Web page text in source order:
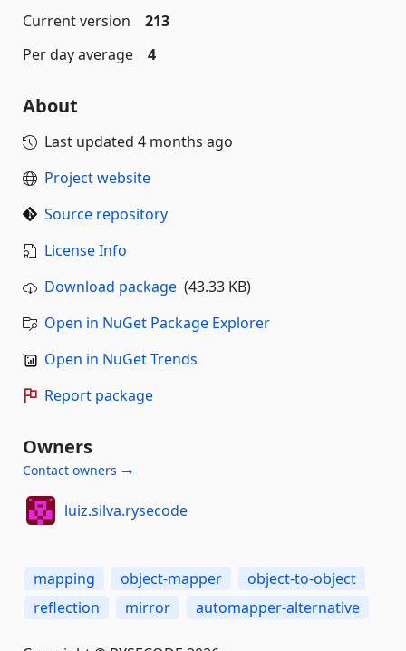
Current version
213
Per day average
4
About
Last updated 4 months ago
Project website
Source repository
License Info
Download package (43.33 KB)
Open in NuGet Package Explorer
Open in NuGet Trends
Report package
Owners
Contact owners →
luiz.silva.rysecode
mapping object-mapper
object-to-object
reflection
mirror automapper-alternative